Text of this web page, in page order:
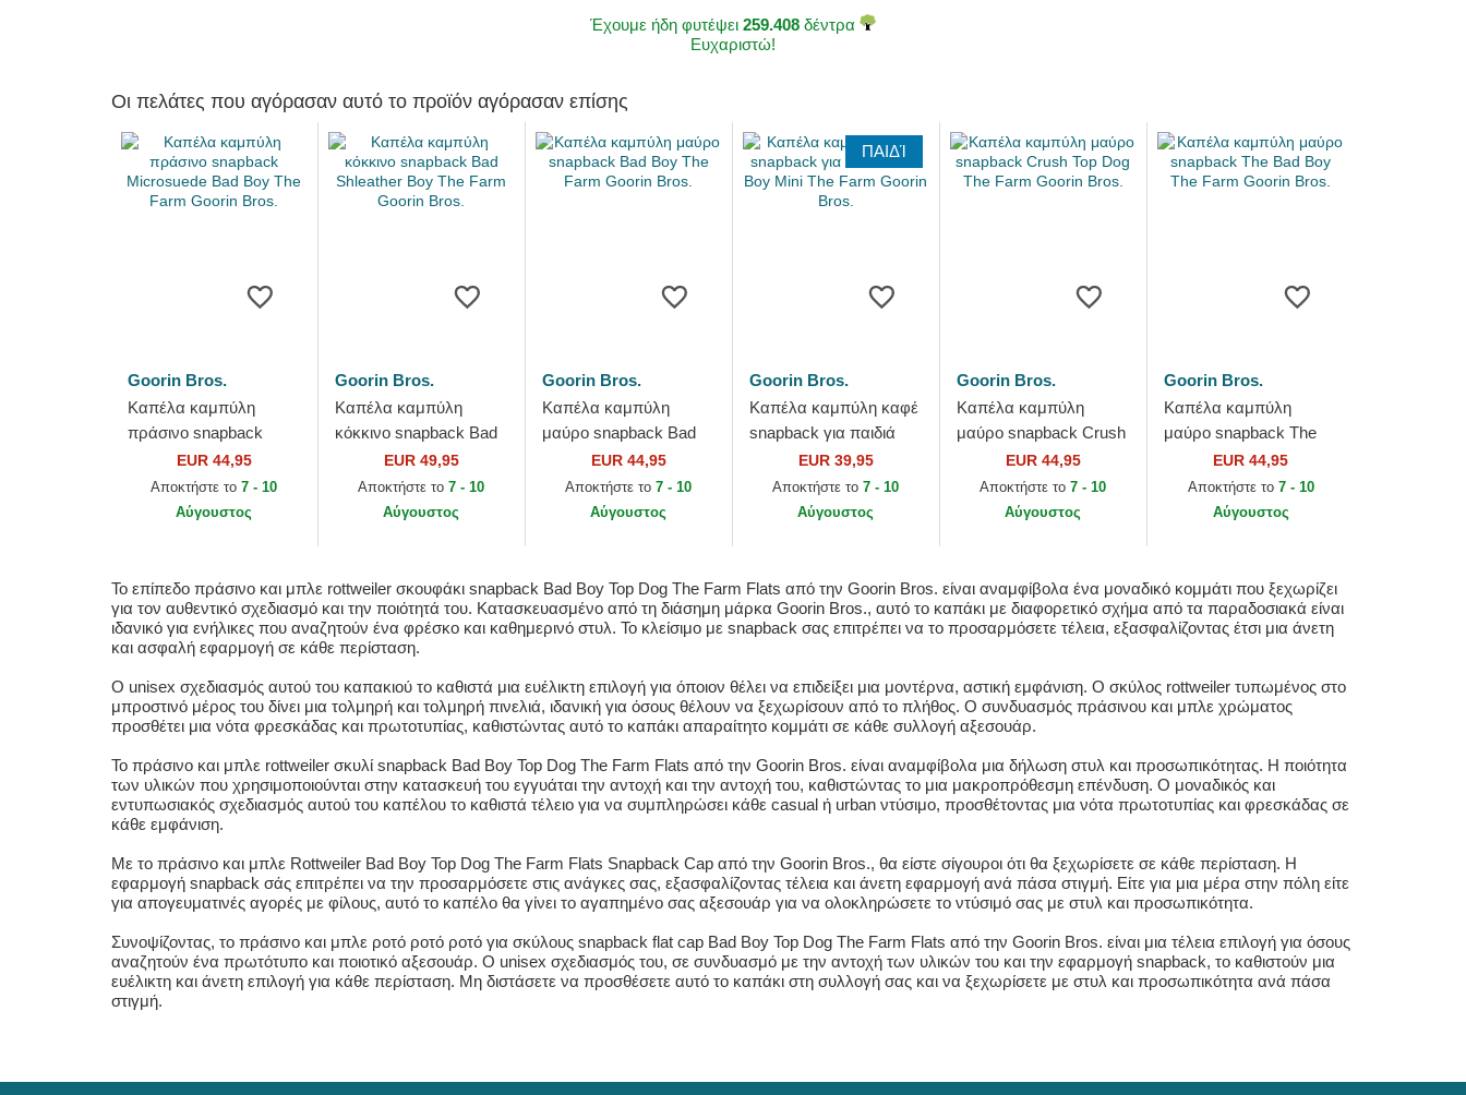
Έχουμε ήδη φυτέψει 259.408 δέντρα
Ευχαριστώ!
Οι πελάτες που αγόρασαν αυτό το προϊόν αγόρασαν επίσης
Goorin Bros.
Καπέλα καμπύλη
πράσινο snapback
Microsuede Bad Boy
The Farm Goorin Bros.
EUR 44,95
Αποκτήστε το7 - 10
Αύγουστος
Goorin Bros.
Καπέλα καμπύλη
κόκκινο snapback Bad
Shleather Boy The
Farm Goorin Bros.
EUR 49,95
Αποκτήστε το7 - 10
Αύγουστος
Goorin Bros.
Καπέλα καμπύλη
μαύρο snapback Bad
Boy The Farm Goorin
Bros.
EUR 44,95
Αποκτήστε το7 - 10
Αύγουστος
ΠΑΙΔΊ
Goorin Bros.
Καπέλα καμπύλη καφέ
snapback για παιδιά
Bad Boy Mini The Farm
Goorin Bros.
EUR 39,95
Αποκτήστε το7 - 10
Αύγουστος
Goorin Bros.
Καπέλα καμπύλη
μαύρο snapback Crush
Top Dog The Farm
Goorin Bros.
EUR 44,95
Αποκτήστε το7 - 10
Αύγουστος
Goorin Bros.
Καπέλα καμπύλη
μαύρο snapback The
Bad Boy The Farm
Goorin Bros.
EUR 44,95
Αποκτήστε το 7 - 10
Αύγουστος
Το επίπεδο πράσινο και μπλε rottweiler σκουφάκι snapback Bad Boy Top Dog The Farm Flats από την Goorin Bros. είναι αναμφίβολα ένα μοναδικό κομμάτι που ξεχωρίζει
για τον αυθεντικό σχεδιασμό και την ποιότητά του. Κατασκευασμένο από τη διάσημη μάρκα Goorin Bros., αυτό το καπάκι με διαφορετικό σχήμα από τα παραδοσιακά είναι
ιδανικό για ενήλικες που αναζητούν ένα φρέσκο και καθημερινό στυλ. Το κλείσιμο με snapback σας επιτρέπει να το προσαρμόσετε τέλεια, εξασφαλίζοντας έτσι μια άνετη
και ασφαλή εφαρμογή σε κάθε περίσταση.
Ο unisex σχεδιασμός αυτού του καπακιού το καθιστά μια ευέλικτη επιλογή για όποιον θέλει να επιδείξει μια μοντέρνα, αστική εμφάνιση. Ο σκύλος rottweiler τυπωμένος στο
μπροστινό μέρος του δίνει μια τολμηρή και τολμηρή πινελιά, ιδανική για όσους θέλουν να ξεχωρίσουν από το πλήθος. Ο συνδυασμός πράσινου και μπλε χρώματος
προσθέτει μια νότα φρεσκάδας και πρωτοτυπίας, καθιστώντας αυτό το καπάκι απαραίτητο κομμάτι σε κάθε συλλογή αξεσουάρ.
Το πράσινο και μπλε rottweiler σκυλί snapback Bad Boy Top Dog The Farm Flats από την Goorin Bros. είναι αναμφίβολα μια δήλωση στυλ και προσωπικότητας. Η ποιότητα
των υλικών που χρησιμοποιούνται στην κατασκευή του εγγυάται την αντοχή και την αντοχή του, καθιστώντας το μια μακροπρόθεσμη επένδυση. Ο μοναδικός και
εντυπωσιακός σχεδιασμός αυτού του καπέλου το καθιστά τέλειο για να συμπληρώσει κάθε casual ή urban ντύσιμο, προσθέτοντας μια νότα πρωτοτυπίας και φρεσκάδας σε
κάθε εμφάνιση.
Με το πράσινο και μπλε Rottweiler Bad Boy Top Dog The Farm Flats Snapback Cap από την Goorin Bros., θα είστε σίγουροι ότι θα ξεχωρίσετε σε κάθε περίσταση. Η
εφαρμογή snapback σάς επιτρέπει να την προσαρμόσετε στις ανάγκες σας, εξασφαλίζοντας τέλεια και άνετη εφαρμογή ανά πάσα στιγμή. Είτε για μια μέρα στην πόλη είτε
για απογευματινές αγορές με φίλους, αυτό το καπέλο θα γίνει το αγαπημένο σας αξεσουάρ για να ολοκληρώσετε το ντύσιμό σας με στυλ και προσωπικότητα.
Συνοψίζοντας, το πράσινο και μπλε ροτό ροτό ροτό για σκύλους snapback flat cap Bad Boy Top Dog The Farm Flats από την Goorin Bros. είναι μια τέλεια επιλογή για όσους
αναζητούν ένα πρωτότυπο και ποιοτικό αξεσουάρ. Ο unisex σχεδιασμός του, σε συνδυασμό με την αντοχή των υλικών του και την εφαρμογή snapback, το καθιστούν μια
ευέλικτη και άνετη επιλογή για κάθε περίσταση. Μη διστάσετε να προσθέσετε αυτό το καπάκι στη συλλογή σας και να ξεχωρίσετε με στυλ και προσωπικότητα ανά πάσα
στιγμή.